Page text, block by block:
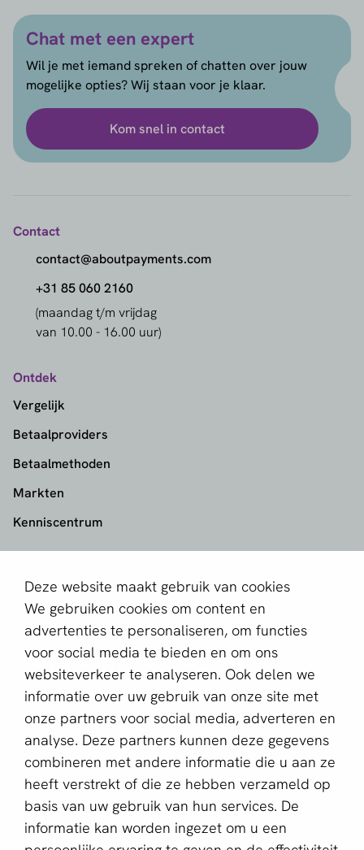
Deze website maakt gebruik van cookies
We gebruiken cookies om content en
advertenties te personaliseren, om functies
voor social media te bieden en om ons
websiteverkeer te analyseren. Ook delen we
informatie over uw gebruik van onze site met
onze partners voor social media, adverteren en
analyse. Deze partners kunnen deze gegevens
combineren met andere informatie die u aan ze
heeft verstrekt of die ze hebben verzameld op
basis van uw gebruik van hun services. De
informatie kan worden ingezet om u een
Chat met een expert
Wil je met iemand spreken of chatten over jouw
mogelijke opties? Wij staan voor je klaar.
Kom snel in contact
Contact
contact@aboutpayments.com
+31 85 060 2160
(maandag t/m vrijdag
van 10.00 - 16.00 uur)
Ontdek
Vergelijk
Betaalproviders
Betaalmethoden
Markten
Kenniscentrum
Contact
Over ons
Partner worden
Schrijf je in voor de nieuwsbrief
E-mailadres *
Deze website wordt beschermd door reCAPTCHA en het
Privacybeleid en deServicevoorwaarden van Google zijn
van toepassing.